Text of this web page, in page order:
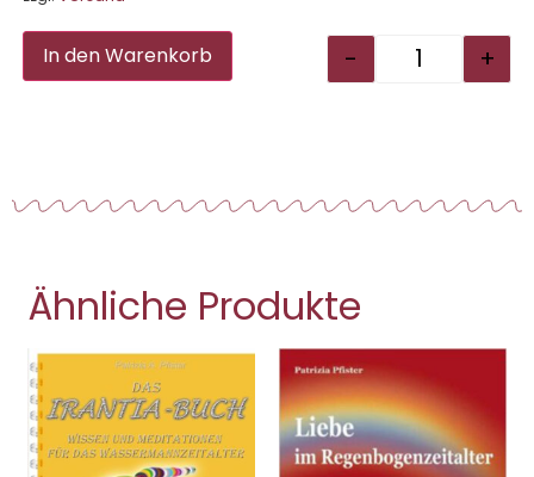
- +
In den Warenkorb Alternative:
Ähnliche Produkte